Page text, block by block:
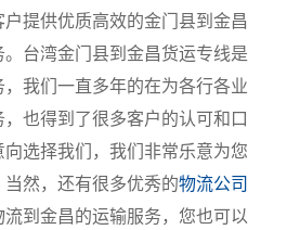
提供优质高效的金门县到金昌
台湾金门县到金昌货运专线是
我们一直多年的在为各行各业
也得到了很多客户的认可和口
选择我们，我们非常乐意为您
然，还有很多优秀的物流公司
到金昌的运输服务，您也可以